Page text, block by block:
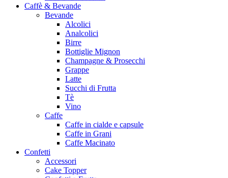
Caffè & Bevande
Bevande
Alcolici
Analcolici
Birre
Bottiglie Mignon
Champagne & Prosecchi
Grappe
Latte
Succhi di Frutta
Tè
Vino
Caffe
Caffe in cialde e capsule
Caffe in Grani
Caffe Macinato
Confetti
Accessori
Cake Topper